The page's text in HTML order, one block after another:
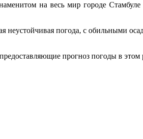
на весь мир городе
неустойчивая погода, с обильными
прогноз погоды в этом